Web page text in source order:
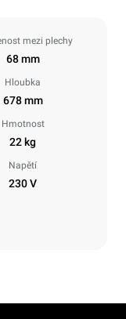
mezi plechy
68 mm
Hloubka
678 mm
Hmotnost
22 kg
Napětí
230 V